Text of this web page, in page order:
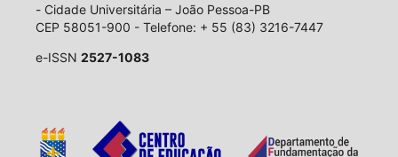
- Cidade Universitária – João Pessoa-PB
CEP 58051-900 - Telefone: + 55 (83) 3216-7447
e-ISSN 2527-1083